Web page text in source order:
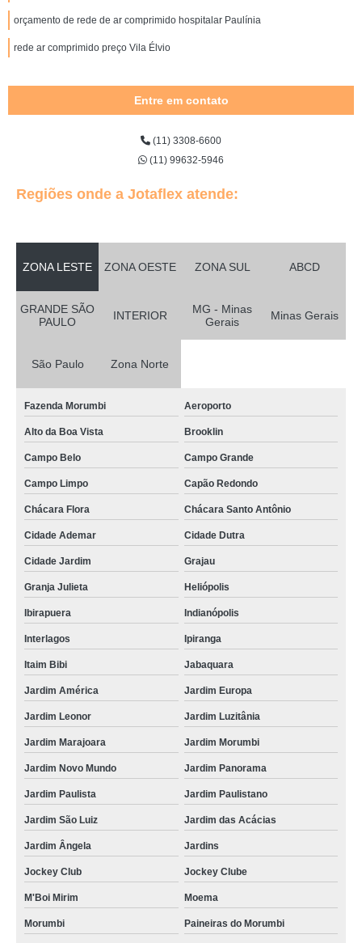
orçamento de rede de ar comprimido hospitalar Paulínia
rede ar comprimido preço Vila Élvio
Entre em contato
(11) 3308-6600
(11) 99632-5946
Regiões onde a Jotaflex atende:
ZONA LESTE ZONA OESTE ZONA SUL ABCD
GRANDE SÃO
PAULO
INTERIOR
MG - Minas
Gerais
Minas Gerais
São Paulo Zona Norte
Fazenda Morumbi Aeroporto
Alto da Boa Vista Brooklin
Campo Belo Campo Grande
Campo Limpo Capão Redondo
Chácara Flora Chácara Santo Antônio
Cidade Ademar Cidade Dutra
Cidade Jardim Grajau
Granja Julieta Heliópolis
Ibirapuera Indianópolis
Interlagos Ipiranga
Itaim Bibi Jabaquara
Jardim América Jardim Europa
Jardim Leonor Jardim Luzitânia
Jardim Marajoara Jardim Morumbi
Jardim Novo Mundo Jardim Panorama
Jardim Paulista Jardim Paulistano
Jardim São Luiz Jardim das Acácias
Jardim Ângela Jardins
Jockey Club Jockey Clube
M'Boi Mirim Moema
Morumbi Paineiras do Morumbi